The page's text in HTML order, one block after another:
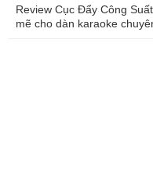
Review Cục Đẩy Công
mẽ cho dàn karaoke